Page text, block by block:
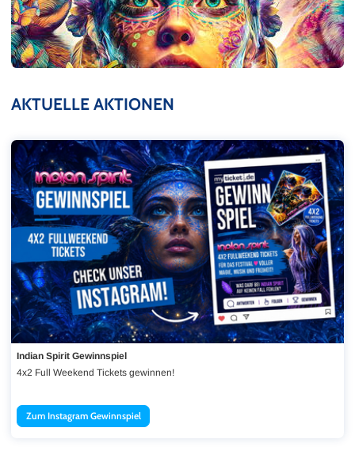
AKTUELLE AKTIONEN
Indian Spirit Gewinnspiel
4x2 Full Weekend Tickets gewinnen!
Zum Instagram Gewinnspiel
Indian Spirit Gewinnspiel